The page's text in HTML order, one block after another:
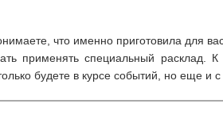
что именно приготовила для
применять специальный расклад.
будете в курсе событий, но еще и с